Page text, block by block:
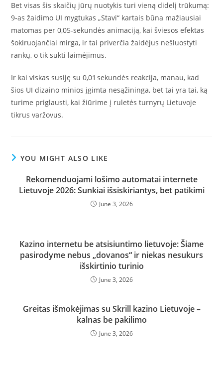
Bet visas šis skaičių jūrų nuotykis turi vieną didelį trūkumą:
9‑as žaidimo UI mygtukas „Stavi“ kartais būna mažiausiai
matomas per 0,05‑sekundės animaciją, kai šviesos efektas
šokiruojančiai mirga, ir tai priverčia žaidėjus nešluostyti
rankų, o tik sukti laimėjimus.
Ir kai viskas susiję su 0,01 sekundės reakcija, manau, kad
šios UI dizaino minios įgimta nesąžininga, bet tai yra tai, ką
turime priglausti, kai žiūrime į ruletės turnyrų Lietuvoje
tikrus varžovus.
YOU MIGHT ALSO LIKE
Rekomenduojami lošimo automatai internete
Lietuvoje 2026: Sunkiai išsiskiriantys, bet patikimi
June 3, 2026
Kazino internetu be atsisiuntimo lietuvoje: Šiame
pasirodyme nebus „dovanos“ ir niekas nesukurs
išskirtinio turinio
June 3, 2026
Greitas išmokėjimas su Skrill kazino Lietuvoje –
kalnas be pakilimo
June 3, 2026